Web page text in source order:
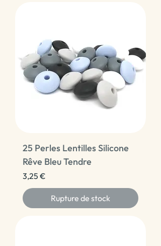
25 Perles Lentilles Silicone
Rêve Bleu Tendre
Prix
3,25 €
Rupture de stock